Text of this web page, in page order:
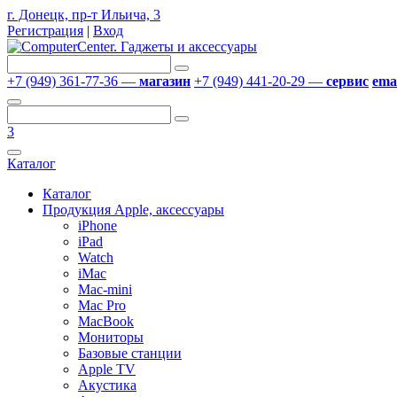
г. Донецк, пр-т Ильича, 3
Регистрация | Вход
+7 (949) 361-77-36 — магазин +7 (949) 441-20-29 — сервис
3
Каталог
Каталог
Продукция Apple, аксессуары
iPhone
iPad
Watch
iMac
Mac-mini
Mac Pro
MacBook
Мониторы
Базовые станции
Apple TV
Акустика